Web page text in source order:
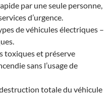
par une seule personne,
d’urgence.
de véhicules électriques –
toxiques et préserve
sans l’usage de
totale du véhicule